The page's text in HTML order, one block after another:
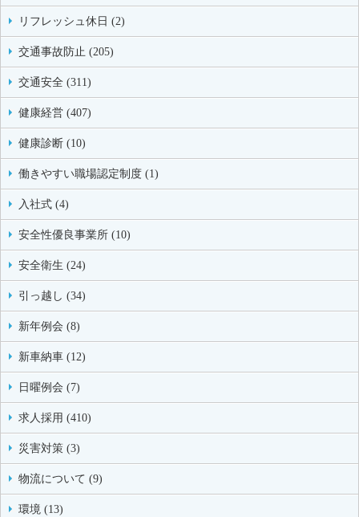
リフレッシュ休日 (2)
交通事故防止 (205)
交通安全 (311)
健康経営 (407)
健康診断 (10)
働きやすい職場認定制度 (1)
入社式 (4)
安全性優良事業所 (10)
安全衛生 (24)
引っ越し (34)
新年例会 (8)
新車納車 (12)
日曜例会 (7)
求人採用 (410)
災害対策 (3)
物流について (9)
環境 (13)